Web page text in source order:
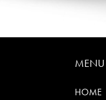
MENU
HOME